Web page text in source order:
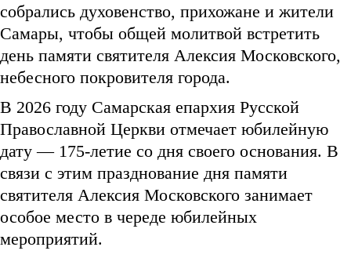
собрались духовенство, прихожане и жители
Самары, чтобы общей молитвой встретить
день памяти святителя Алексия Московского,
небесного покровителя города.
В 2026 году Самарская епархия Русской
Православной Церкви отмечает юбилейную
дату — 175-летие со дня своего основания. В
связи с этим празднование дня памяти
святителя Алексия Московского занимает
особое место в череде юбилейных
мероприятий.